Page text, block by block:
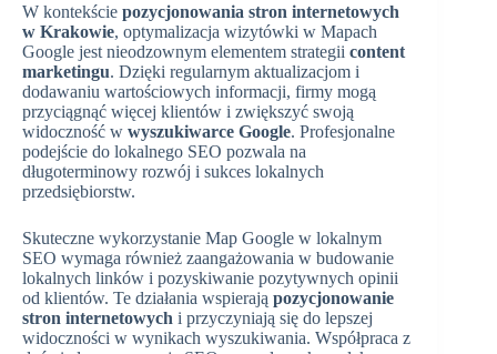
W kontekście pozycjonowania stron internetowych
w Krakowie, optymalizacja wizytówki w Mapach
Google jest nieodzownym elementem strategii content
marketingu. Dzięki regularnym aktualizacjom i
dodawaniu wartościowych informacji, firmy mogą
przyciągnąć więcej klientów i zwiększyć swoją
widoczność w wyszukiwarce Google. Profesjonalne
podejście do lokalnego SEO pozwala na
długoterminowy rozwój i sukces lokalnych
przedsiębiorstw.
Skuteczne wykorzystanie Map Google w lokalnym
SEO wymaga również zaangażowania w budowanie
lokalnych linków i pozyskiwanie pozytywnych opinii
od klientów. Te działania wspierają pozycjonowanie
stron internetowych i przyczyniają się do lepszej
widoczności w wynikach wyszukiwania. Współpraca z